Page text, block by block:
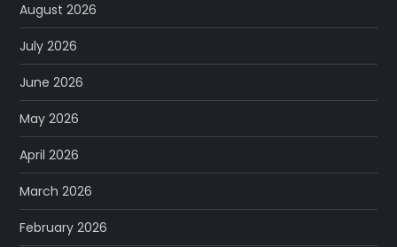
August 2026
July 2026
June 2026
May 2026
April 2026
March 2026
February 2026